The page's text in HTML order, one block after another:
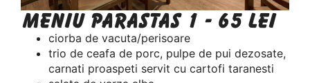
Meniu Parastas 1 - 65 lei
ciorba de vacuta/perisoare
trio de ceafa de porc, pulpe de pui dezosate,
carnati proaspeti servit cu cartofi taranesti